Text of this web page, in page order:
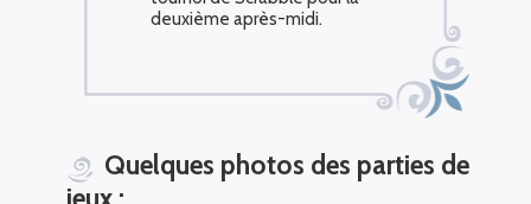
deuxième après-midi.
Quelques photos des parties de